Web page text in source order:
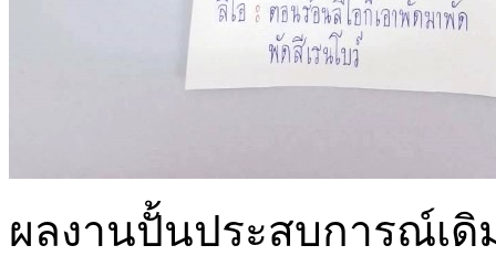
ผลงานปั้นประสบการณ์เดิ